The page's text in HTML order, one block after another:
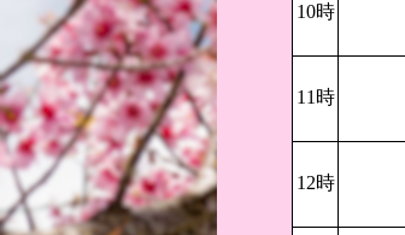
10時
11時
12時